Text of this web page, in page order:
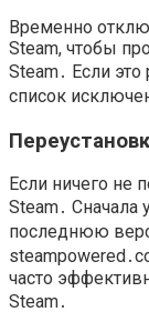
Временно
Steam, чтобы
Steam․ Если
список
Если ничего не
Steam․ Сначала
последнюю
часто
Steam․